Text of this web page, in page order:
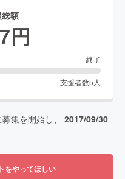
額
円
終了
支援者数5 人
募集を開始し、 2017/09/30
をやってほしい